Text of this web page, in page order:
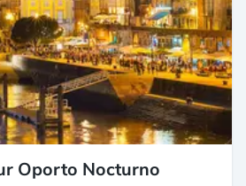
Oporto Nocturno